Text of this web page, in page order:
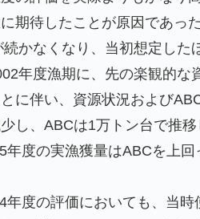
期待したことが原因であっ
かなくなり、当初想定した
年度漁期に、先の楽観的な
に伴い、資源状況および
し、ABCは1万トン台で推
度の実漁獲量はABCを上回
年度の評価においても、当